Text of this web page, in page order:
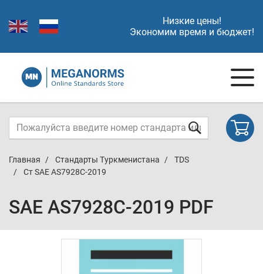
Низкие цены!
Экономим время и бюджет!
Главная Стандарты Туркменистана
TDS
Ст SAE AS7928C-2019
SAE AS7928C-2019 PDF